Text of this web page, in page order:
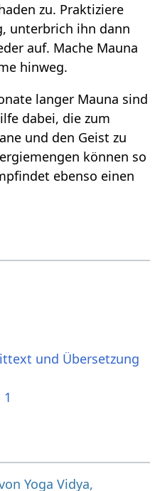
zu. Praktiziere
unterbrich ihn dann
auf. Mache Mauna
hinweg.
langer Mauna sind
dabei, die zum
und den Geist zu
können so
ebenso einen
und Übersetzung
Yoga Vidya,